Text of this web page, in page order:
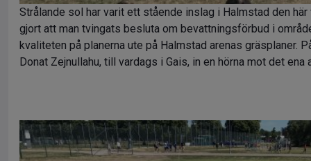
Strålande sol har varit ett stående inslag i Halmstad den här
gjort att man tvingats besluta om bevattningsförbud i
kvaliteten på planerna ute på Halmstad arenas gräsplaner.
Donat Zejnullahu, till vardags i Gais, in en hörna mot det ena